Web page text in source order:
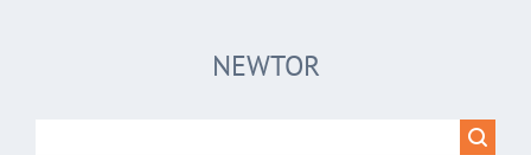
NEWTOR